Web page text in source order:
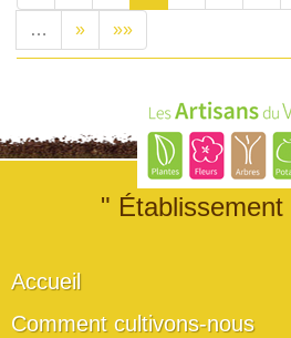
… » »»
" Établissement
Accueil
Comment cultivons-nous